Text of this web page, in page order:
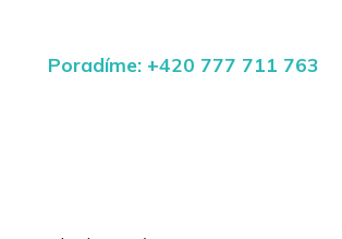
Poradíme: +420 777 711 763